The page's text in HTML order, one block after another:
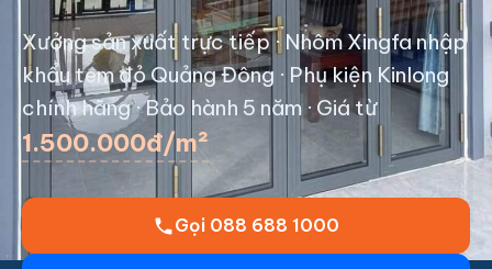
Xưởng sản xuất trực tiếp · Nhôm Xingfa nhập
khẩu tem đỏ Quảng Đông · Phụ kiện Kinlong
chính hãng · Bảo hành 5 năm · Giá từ
1.500.000đ/m²
Gọi 088 688 1000